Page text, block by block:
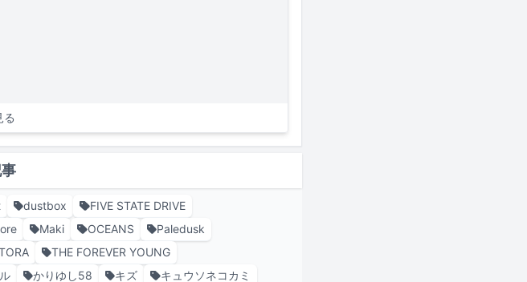
る
dustbox
FIVE STATE DRIVE
Maki OCEANS
Paledusk
THE FOREVER YOUNG
かりゆし58 キズ
キュウソネコカミ